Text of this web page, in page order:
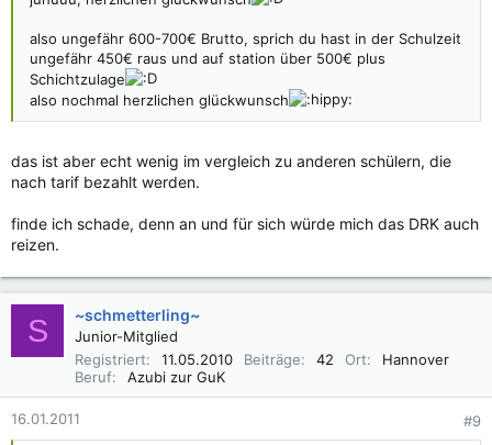
also ungefähr 600-700€ Brutto, sprich du hast in der Schulzeit
ungefähr 450€ raus und auf station über 500€ plus
Schichtzulage
also nochmal herzlichen glückwunsch
das ist aber echt wenig im vergleich zu anderen schülern, die
nach tarif bezahlt werden.
finde ich schade, denn an und für sich würde mich das DRK auch
reizen.
S ~schmetterling~
Junior-Mitglied
Registriert
11.05.2010 Beiträge 42 Ort
Hannover
Beruf
Azubi zur GuK
16.01.2011 #9